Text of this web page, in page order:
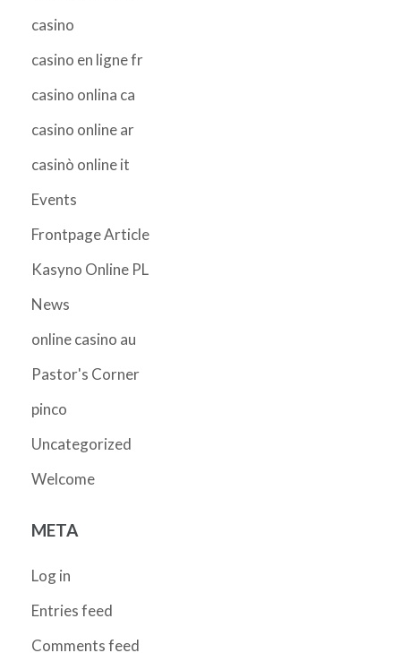
casino
casino en ligne fr
casino onlina ca
casino online ar
casinò online it
Events
Frontpage Article
Kasyno Online PL
News
online casino au
Pastor's Corner
pinco
Uncategorized
Welcome
META
Log in
Entries feed
Comments feed